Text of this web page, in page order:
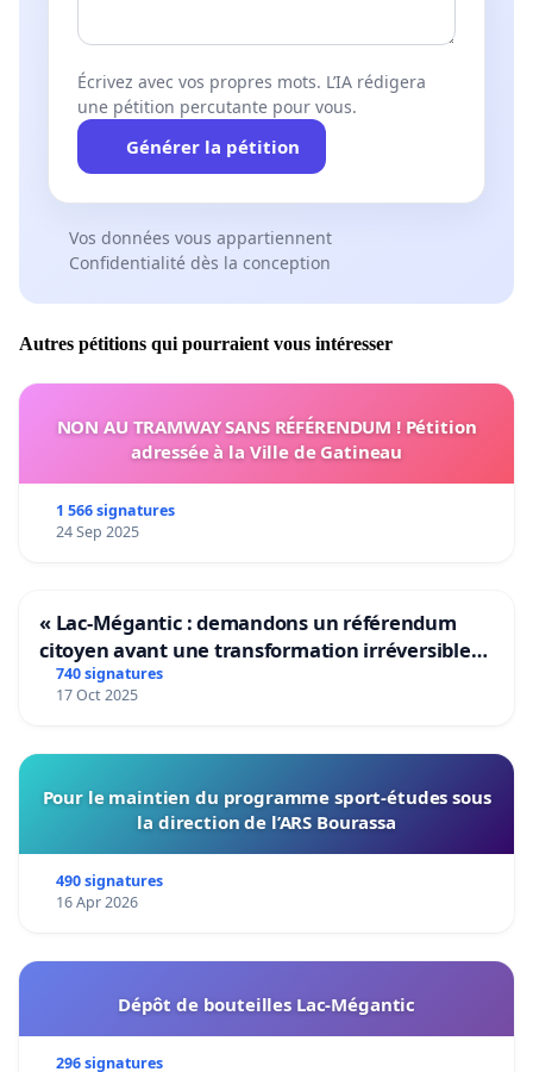
Écrivez avec vos propres mots. L’IA rédigera
une pétition percutante pour vous.
Générer la pétition
Vos données vous appartiennent
Confidentialité dès la conception
Autres pétitions qui pourraient vous intéresser
NON AU TRAMWAY SANS RÉFÉRENDUM ! Pétition
adressée à la Ville de Gatineau
1 566 signatures
24 Sep 2025
« Lac-Mégantic : demandons un référendum
citoyen avant une transformation irréversible
de notre territoire »
740 signatures
17 Oct 2025
Pour le maintien du programme sport-études sous
la direction de l’ARS Bourassa
490 signatures
16 Apr 2026
Dépôt de bouteilles Lac-Mégantic
296 signatures